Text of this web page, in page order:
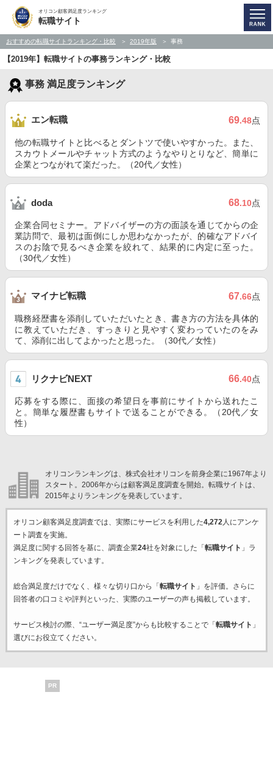
オリコン顧客満足度ランキング
転職サイト
おすすめの転職サイトランキング・比較 2019年版 事務
【2019年】転職サイトの事務ランキング・比較
事務 満足度ランキング
エン転職 69.48点
他の転職サイトと比べるとダントツで使いやすかった。また、
スカウトメールやチャット方式のようなやりとりなど、簡単に
企業とつながれて楽だった。（20代／女性）
doda 68.10点
企業合同セミナー。アドバイザーの方の面談を通じてからの企
業訪問で、最初は面倒にしか思わなかったが、的確なアドバイ
スのお陰で見るべき企業を絞れて、結果的に内定に至った。
（30代／女性）
マイナビ転職 67.66点
職務経歴書を添削していただいたとき、書き方の方法を具体的
に教えていただき、すっきりと見やすく変わっていたのをみ
て、添削に出してよかったと思った。（30代／女性）
リクナビNEXT 66.40点
応募をする際に、面接の希望日を事前にサイトから送れたこ
と。簡単な履歴書もサイトで送ることができる。（20代／女
性）
オリコンランキングは、株式会社オリコンを前身企業に1967年より
スタート。2006年からは顧客満足度調査を開始。転職サイトは、
2015年よりランキングを発表しています。
オリコン顧客満足度調査では、実際にサービスを利用した4,272人にアンケ
ート調査を実施。
満足度に関する回答を基に、調査企業24社を対象にした「 転職サイト 」ラ
ンキングを発表しています。
総合満足度だけでなく、様々な切り口から「 転職サイト 」を評価。さらに
回答者の口コミや評判といった、実際のユーザーの声も掲載しています。
サービス検討の際、“ユーザー満足度”からも比較することで「 転職サイト 」
選びにお役立てください。
PR